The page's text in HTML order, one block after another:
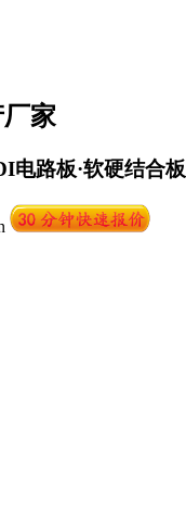
家
电路板·软硬结合板